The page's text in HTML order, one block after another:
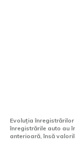
Evoluția
înregistrările auto au
anterioară, însă